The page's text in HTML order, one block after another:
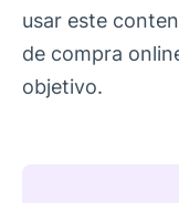
usar este
de compra
objetivo.